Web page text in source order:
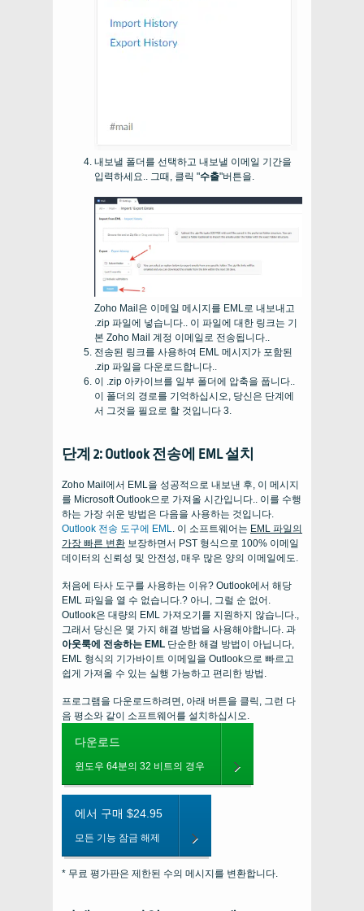
내보낼 폴더를 선택하고 내보낼 이메일 기간을
입력하세요.. 그때, 클릭 "수출"버튼을.
Zoho Mail은 이메일 메시지를 EML로 내보내고
.zip 파일에 넣습니다.. 이 파일에 대한 링크는 기
본 Zoho Mail 계정 이메일로 전송됩니다..
전송된 링크를 사용하여 EML 메시지가 포함된
.zip 파일을 다운로드합니다..
이 .zip 아카이브를 일부 폴더에 압축을 풉니다..
이 폴더의 경로를 기억하십시오, 당신은 단계에
서 그것을 필요로 할 것입니다 3.
단계 2: Outlook 전송에 EML 설치
Zoho Mail에서 EML을 성공적으로 내보낸 후, 이 메시지
를 Microsoft Outlook으로 가져올 시간입니다.. 이를 수행
하는 가장 쉬운 방법은 다음을 사용하는 것입니다.
Outlook 전송 도구에 EML. 이 소프트웨어는 EML 파일의
가장 빠른 변환 보장하면서 PST 형식으로 100% 이메일
데이터의 신뢰성 및 안전성, 매우 많은 양의 이메일에도.
처음에 타사 도구를 사용하는 이유? Outlook에서 해당
EML 파일을 열 수 없습니다.? 아니, 그럴 순 없어.
Outlook은 대량의 EML 가져오기를 지원하지 않습니다.,
그래서 당신은 몇 가지 해결 방법을 사용해야합니다. 과
아웃룩에 전송하는 EML 단순한 해결 방법이 아닙니다,
EML 형식의 기가바이트 이메일을 Outlook으로 빠르고
쉽게 가져올 수 있는 실행 가능하고 편리한 방법.
프로그램을 다운로드하려면, 아래 버튼을 클릭, 그런 다
음 평소와 같이 소프트웨어를 설치하십시오.
다운로드
윈도우 64분의 32 비트의 경우
에서 구매 $24.95
모든 기능 잠금 해제
* 무료 평가판은 제한된 수의 메시지를 변환합니다.